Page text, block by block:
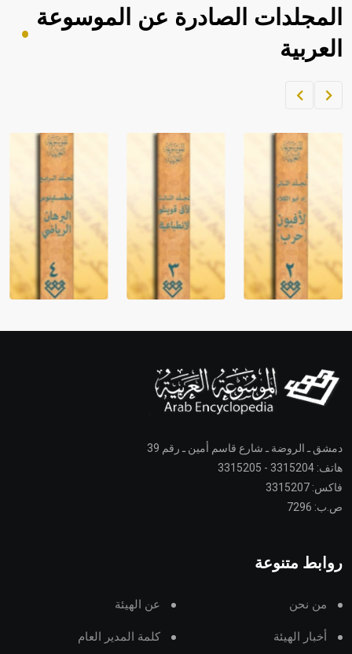
المجلدات الصادرة عن الموسوعة
العربية
دمشق ـ الروضة ـ شارع قاسم أمين ـ رقم 39
هاتف: 3315204 - 3315205
فاكس: 3315207
ص.ب: 7296
روابط متنوعة
من نحن عن الهيئة
أخبار الهيئة كلمة المدير العام